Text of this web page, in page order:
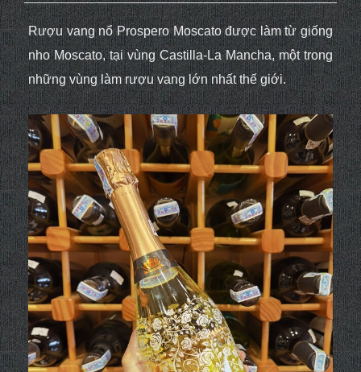
Rượu vang nổ Prospero Moscato được làm từ giống
nho Moscato, tại vùng Castilla-La Mancha, một trong
những vùng làm rượu vang lớn nhất thế giới.